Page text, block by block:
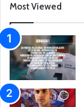
Most Viewed